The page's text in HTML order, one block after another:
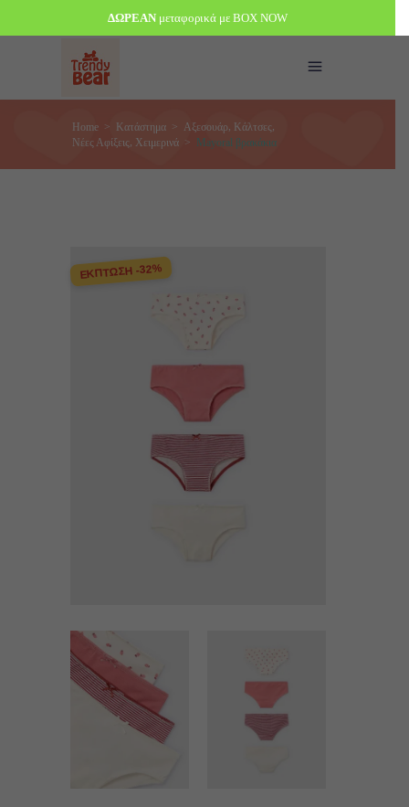
Home> Κατάστημα> Αξεσουάρ, Κάλτσες
Νέες Αφίξεις Χειμερινά> Mayoral βρακάκια
ΕΚΠΤΩΣΗ -32%
ΔΩΡΕΑΝ μεταφορικά με BOX NOW